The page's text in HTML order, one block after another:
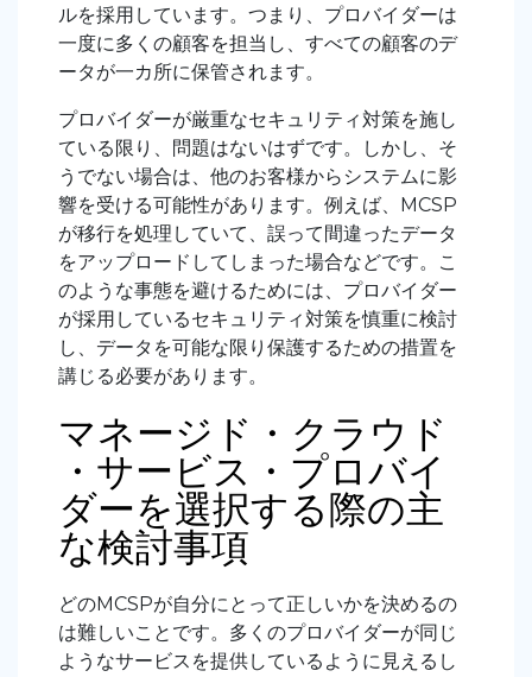
ルを採用しています。つまり、プロバイダーは
一度に多くの顧客を担当し、すべての顧客のデ
ータが一カ所に保管されます。
プロバイダーが厳重なセキュリティ対策を施し
ている限り、問題はないはずです。しかし、そ
うでない場合は、他のお客様からシステムに影
響を受ける可能性があります。例えば、MCSP
が移行を処理していて、誤って間違ったデータ
をアップロードしてしまった場合などです。こ
のような事態を避けるためには、プロバイダー
が採用しているセキュリティ対策を慎重に検討
し、データを可能な限り保護するための措置を
講じる必要があります。
マネージド・クラウド
・サービス・プロバイ
ダーを選択する際の主
な検討事項
どのMCSPが自分にとって正しいかを決めるの
は難しいことです。多くのプロバイダーが同じ
ようなサービスを提供しているように見えるし